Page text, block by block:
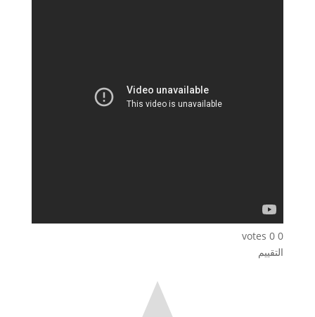
0
0
votes
التقييم